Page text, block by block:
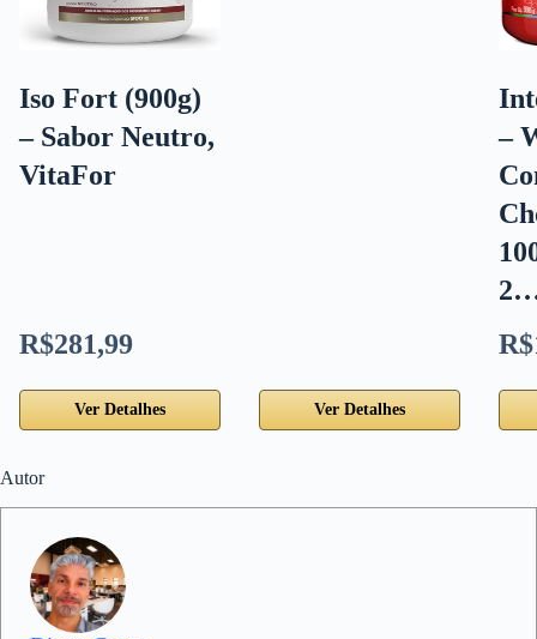
Iso Fort (900g)
– Sabor Neutro,
VitaFor
R$281,99
Ver Detalhes Ver Detalhes
–
Autor